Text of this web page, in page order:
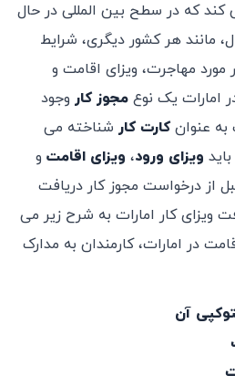
که در سطح بین المللی در حال
مانند هر کشور دیگری، شرایط
مورد مهاجرت، ویزای اقامت و
امارات یک نوع مجوز کار وجود
به عنوانکارت کار شناخته می
ویزای ورود، ویزای اقامت و
از درخواست مجوز کار دریافت
ویزای کار امارات به شرح زیر می
در امارات، کارمندان به مدارک
آن